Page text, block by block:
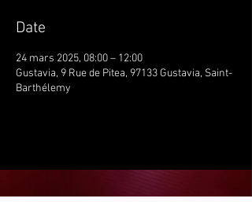
Date
24 mars 2025, 08:00 – 12:00
Gustavia, 9 Rue de Pitea, 97133 Gustavia, Saint-
Barthélemy